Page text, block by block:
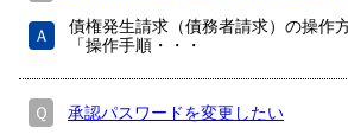
Ａ
債権発生請求（債務者請求）の操作
「操作手順・・・
Ｑ 承認パスワードを変更したい